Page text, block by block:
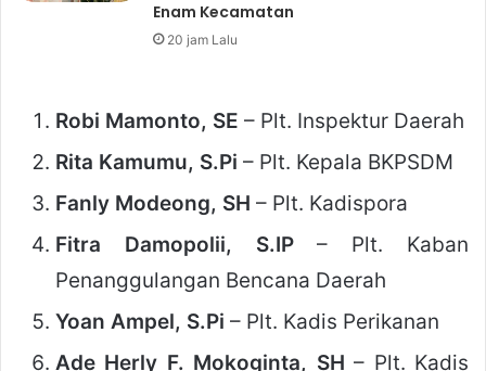
Enam Kecamatan
20 jam Lalu
Robi Mamonto, SE – Plt. Inspektur Daerah
Rita Kamumu, S.Pi – Plt. Kepala BKPSDM
Fanly Modeong, SH – Plt. Kadispora
Fitra Damopolii, S.IP– Plt. Kaban
Penanggulangan Bencana Daerah
Yoan Ampel, S.Pi – Plt. Kadis Perikanan
Ade Herly F. Mokoginta, SH – Plt. Kadis